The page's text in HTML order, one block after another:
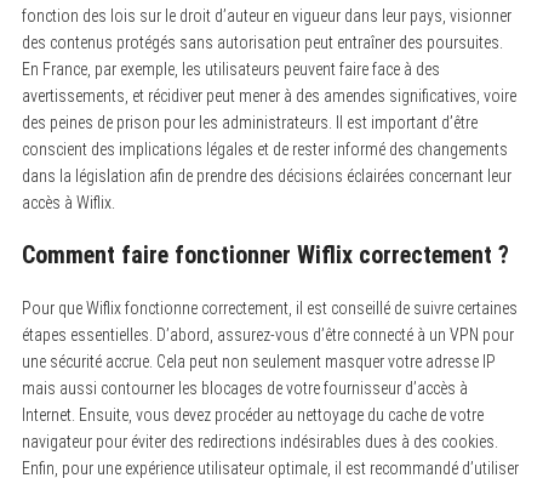
fonction des lois sur le droit d’auteur en vigueur dans leur pays, visionner
des contenus protégés sans autorisation peut entraîner des poursuites.
En France, par exemple, les utilisateurs peuvent faire face à des
avertissements, et récidiver peut mener à des amendes significatives, voire
des peines de prison pour les administrateurs. Il est important d’être
conscient des implications légales et de rester informé des changements
dans la législation afin de prendre des décisions éclairées concernant leur
accès à Wiflix.
Comment faire fonctionner Wiflix correctement ?
Pour que Wiflix fonctionne correctement, il est conseillé de suivre certaines
étapes essentielles. D’abord, assurez-vous d’être connecté à un VPN pour
une sécurité accrue. Cela peut non seulement masquer votre adresse IP
mais aussi contourner les blocages de votre fournisseur d’accès à
Internet. Ensuite, vous devez procéder au nettoyage du cache de votre
navigateur pour éviter des redirections indésirables dues à des cookies.
Enfin, pour une expérience utilisateur optimale, il est recommandé d’utiliser